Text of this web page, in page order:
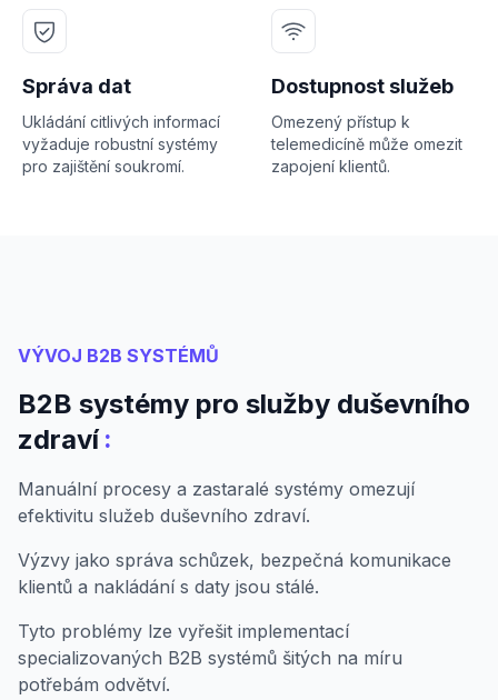
Správa dat
Ukládání citlivých informací
vyžaduje robustní systémy
pro zajištění soukromí.
Dostupnost služeb
Omezený přístup k
telemedicíně může omezit
zapojení klientů.
VÝVOJ B2B SYSTÉMŮ
B2B systémy pro služby duševního
zdraví :
Manuální procesy a zastaralé systémy omezují
efektivitu služeb duševního zdraví.
Výzvy jako správa schůzek, bezpečná komunikace
klientů a nakládání s daty jsou stálé.
Tyto problémy lze vyřešit implementací
specializovaných B2B systémů šitých na míru
potřebám odvětví.